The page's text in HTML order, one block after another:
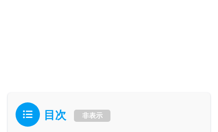
目次 非表示